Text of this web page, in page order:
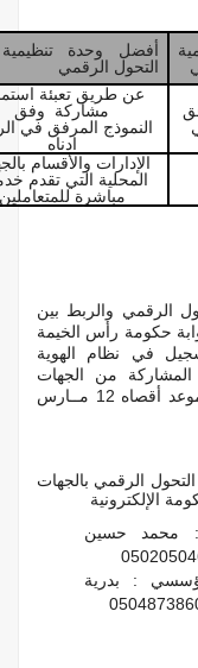
أفضل وحدة
التحول الرقمي
عن طريق تعبئة
مشاركة وفق
النموذج المرفق في
ادناه
الإدارات والأقسام
المحلية التي تقدم
مباشرة
الرقمي والربط بين
حكومة رأس الخيمة
في نظام الهوية
من الجهات
أقصاه
12 مــارس
الرقمي بالجهات
الإلكترونية
: محمد حسين
: بدرية